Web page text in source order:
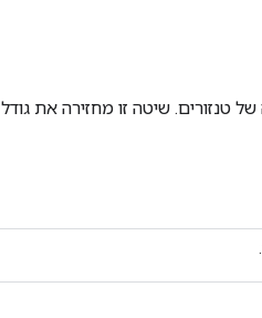
טנזורים. שיטה זו מחזירה את גודל